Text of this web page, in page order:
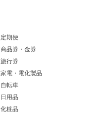
定期便
商品券・金券
旅行券
家電・電化製品
自転車
日用品
化粧品